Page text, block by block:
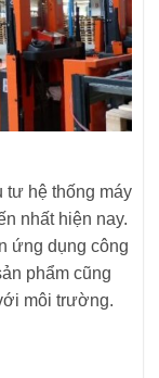
tư hệ thống máy
nhất hiện nay.
ứng dụng công
phẩm cũng
môi trường.